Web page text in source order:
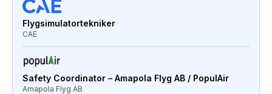
Flygsimulatortekniker
CAE
Safety Coordinator – Amapola Flyg AB / PopulAir
Amapola Flyg AB